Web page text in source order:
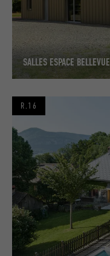
SALLES ESPACE BELLEVUE
R.16